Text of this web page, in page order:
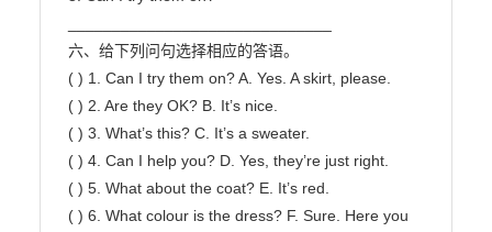
六、给下列问句选择相应的答语。
( ) 1. Can I try them on? A. Yes. A skirt, please.
( ) 2. Are they OK? B. It’s nice.
( ) 3. What’s this? C. It’s a sweater.
( ) 4. Can I help you? D. Yes, they’re just right.
( ) 5. What about the coat? E. It’s red.
( ) 6. What colour is the dress? F. Sure. Here you